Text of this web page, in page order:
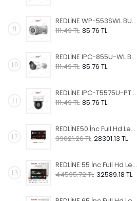
9
REDLİNE WP-553SWL BULLET-METAL KAMERA
111.49 TL 85.76 TL
10
REDLİNE IPC-855U-WL BULLET-METAL İP KAMERA
111.49 TL 85.76 TL
11
REDLİNE IPC-T5575U-PTZ SPEED DOME (INDOOR) İP KAMERA
111.49 TL 85.76 TL
12
REDLİNE50 İnc Full Hd Led Ekran 127 ekran ( Yükseklik 65 cm x Genişlik 112 cm ) ANDROİD LİSANSLI
39021.26 TL 28301.13 TL
13
REDLİNE 55 İnc Full Hd Led Ekran ekran ( Yükseklik x Genişlik cm ) 4K ANDROİD LİSANSLI
44595.72 TL 32589.18 TL